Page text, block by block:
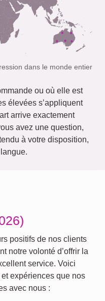
dans le monde entier
ou où elle est
élevées s’appliquent
arrive exactement
avez une question,
à votre disposition,
positifs de nos clients
notre volonté d’offrir la
service. Voici
expériences que nos
avec nous :